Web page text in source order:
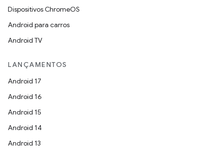
Dispositivos ChromeOS
Android para carros
Android TV
LANÇAMENTOS
Android 17
Android 16
Android 15
Android 14
Android 13